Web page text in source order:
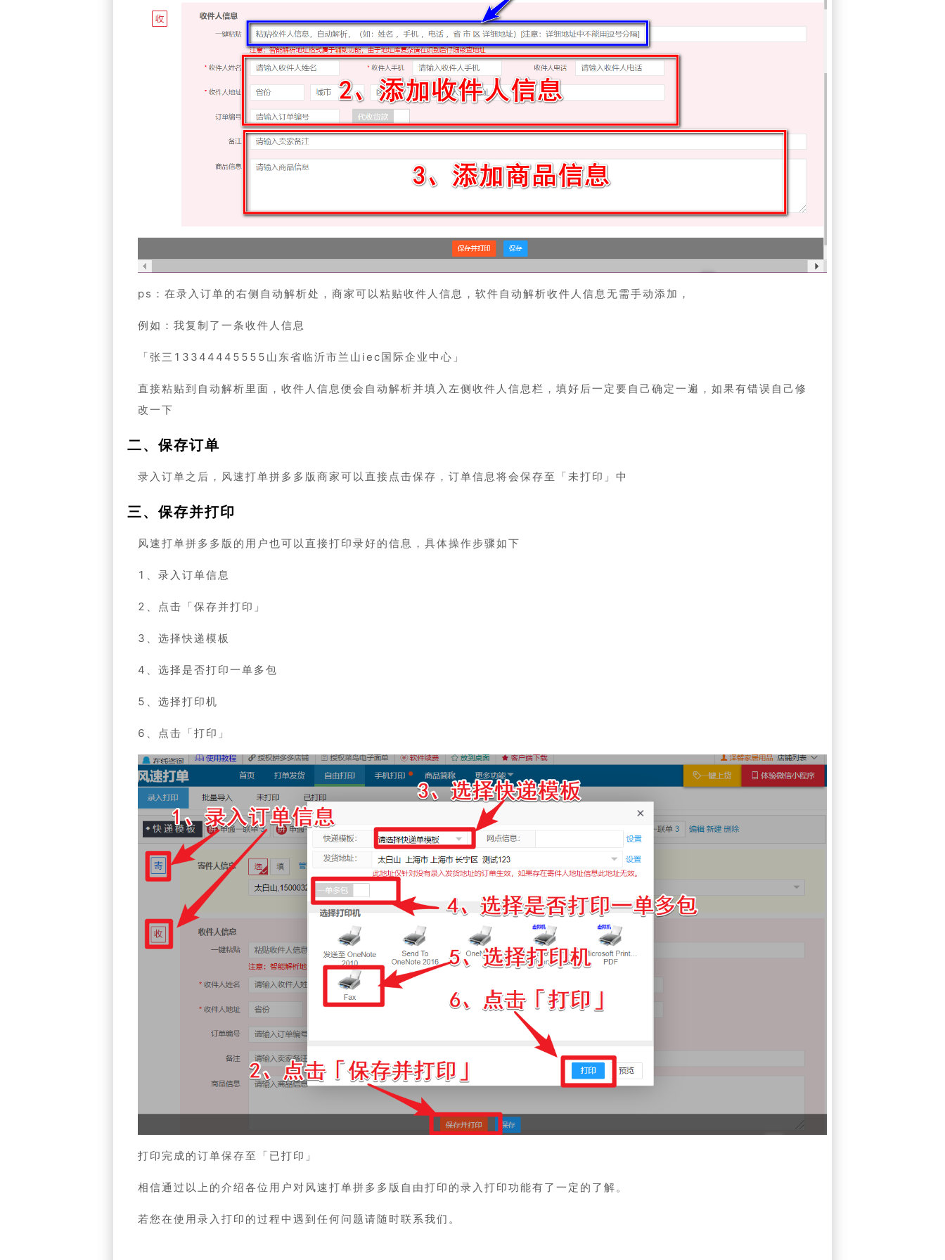
ps：在录入订单的右侧自动解析处，商家可以粘贴收件人信息，软件自动解析收件人信息无需手动添加，
例如：我复制了一条收件人信息
「张三13344445555山东省临沂市兰山iec国际企业中心」
直接粘贴到自动解析里面，收件人信息便会自动解析并填入左侧收件人信息栏，填好后一定要自己确定一遍，如果有错误自己修
改一下
二、保存订单
录入订单之后，风速打单拼多多版商家可以直接点击保存，订单信息将会保存至「未打印」中
三、保存并打印
风速打单拼多多版的用户也可以直接打印录好的信息，具体操作步骤如下
1、录入订单信息
2、点击「保存并打印」
3、选择快递模板
4、选择是否打印一单多包
5、选择打印机
6、点击「打印」
打印完成的订单保存至「已打印」
相信通过以上的介绍各位用户对风速打单拼多多版自由打印的录入打印功能有了一定的了解。
若您在使用录入打印的过程中遇到任何问题请随时联系我们。